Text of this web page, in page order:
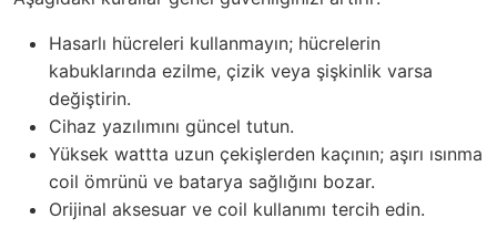
Hasarlı hücreleri kullanmayın; hücrelerin
kabuklarında ezilme, çizik veya şişkinlik varsa
değiştirin.
Cihaz yazılımını güncel tutun.
Yüksek wattta uzun çekişlerden kaçının; aşırı ısınma
coil ömrünü ve batarya sağlığını bozar.
Orijinal aksesuar ve coil kullanımı tercih edin.